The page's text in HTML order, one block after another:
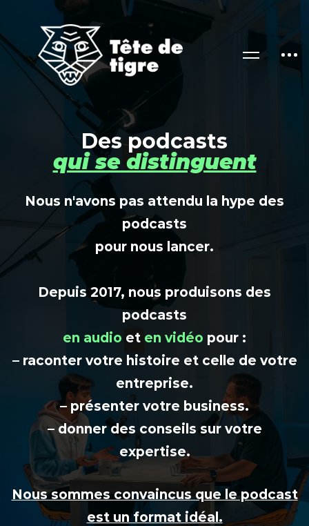
Des podcasts
qui se distinguent
Nous n'avons pas attendu la hype des
podcasts
pour nous lancer.
Depuis 2017, nous produisons des
podcasts
en audio et en vidéo pour :
– raconter votre histoire et celle de votre
entreprise.
– présenter votre business.
– donner des conseils sur votre
expertise.
Nous sommes convaincus que le podcast
est un format idéal.